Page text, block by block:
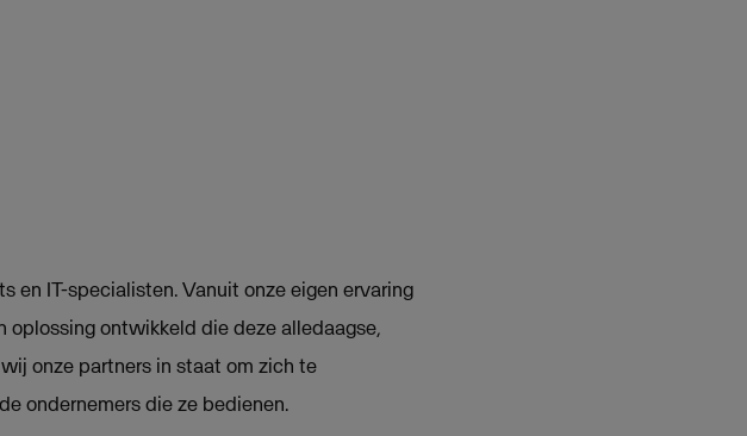
en IT-specialisten. Vanuit onze eigen ervaring
oplossing ontwikkeld die deze alledaagse,
onze partners in staat om zich te
ondernemers die ze bedienen.